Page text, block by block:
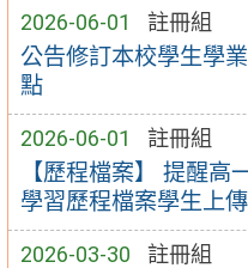
2026-06-01 註冊組
公告修訂本校學生學
點
2026-06-01 註冊組
【歷程檔案】 提醒
學習歷程檔案學生上
2026-03-30 註冊組